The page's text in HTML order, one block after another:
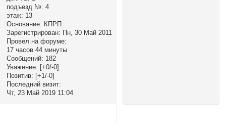
подъезд №: 4
этаж: 13
Основание: КПРП
Зарегистрирован: Пн, 30 Май 2011
Провел на форуме:
17 часов 44 минуты
Сообщений: 182
Уважение: [+0/-0]
Позитив: [+1/-0]
Последний визит:
Чт, 23 Май 2019 11:04